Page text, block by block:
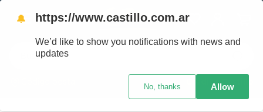
Buscar
Crédito Castillo
🔔 https://www.castillo.com.ar
We’d like to show you notifications with news and
updates
No, thanks Allow